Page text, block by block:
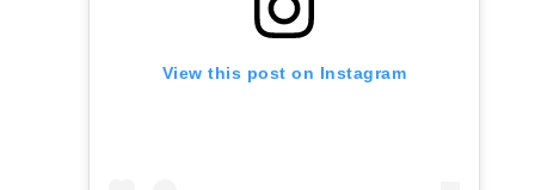
View this post on Instagram